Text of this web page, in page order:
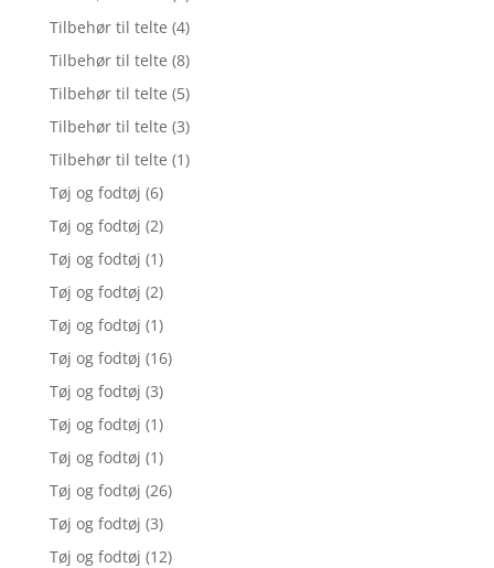
Tilbehør til telte (4)
Tilbehør til telte (8)
Tilbehør til telte (5)
Tilbehør til telte (3)
Tilbehør til telte (1)
Tøj og fodtøj (6)
Tøj og fodtøj (2)
Tøj og fodtøj (1)
Tøj og fodtøj (2)
Tøj og fodtøj (1)
Tøj og fodtøj (16)
Tøj og fodtøj (3)
Tøj og fodtøj (1)
Tøj og fodtøj (1)
Tøj og fodtøj (26)
Tøj og fodtøj (3)
Tøj og fodtøj (12)